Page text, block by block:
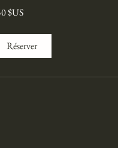
$US
Réserver